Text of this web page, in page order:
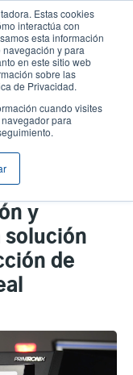
Estas cookies
interactúa con
esta información
y para
en este sitio web
sobre las
de Privacidad.
cuando visites
para
User
account
menu
User
Selector de productos
un
y
solución
de